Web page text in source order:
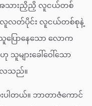
အသားညှိညှိ လူငယ်တစ်
လူလတ်ပိုင်း လူငယ်တစ်စုနဲ့
ပြောနေသော လောက
ျားခေါ်ဝေါ်သော
လေသည်။
ပါတယ်။ ဘာတာဇံကောင်